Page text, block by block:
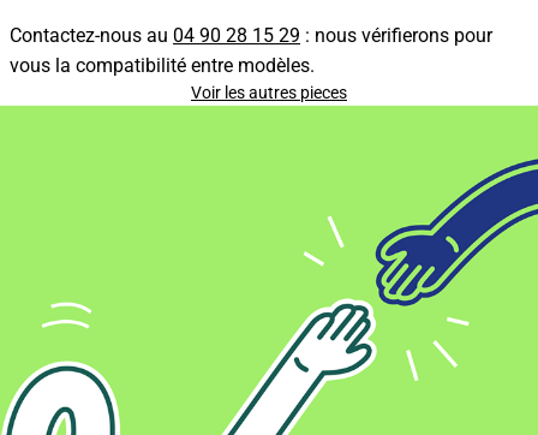
Contactez-nous au 04 90 28 15 29 : nous vérifierons pour
vous la compatibilité entre modèles.
Voir les autres pieces